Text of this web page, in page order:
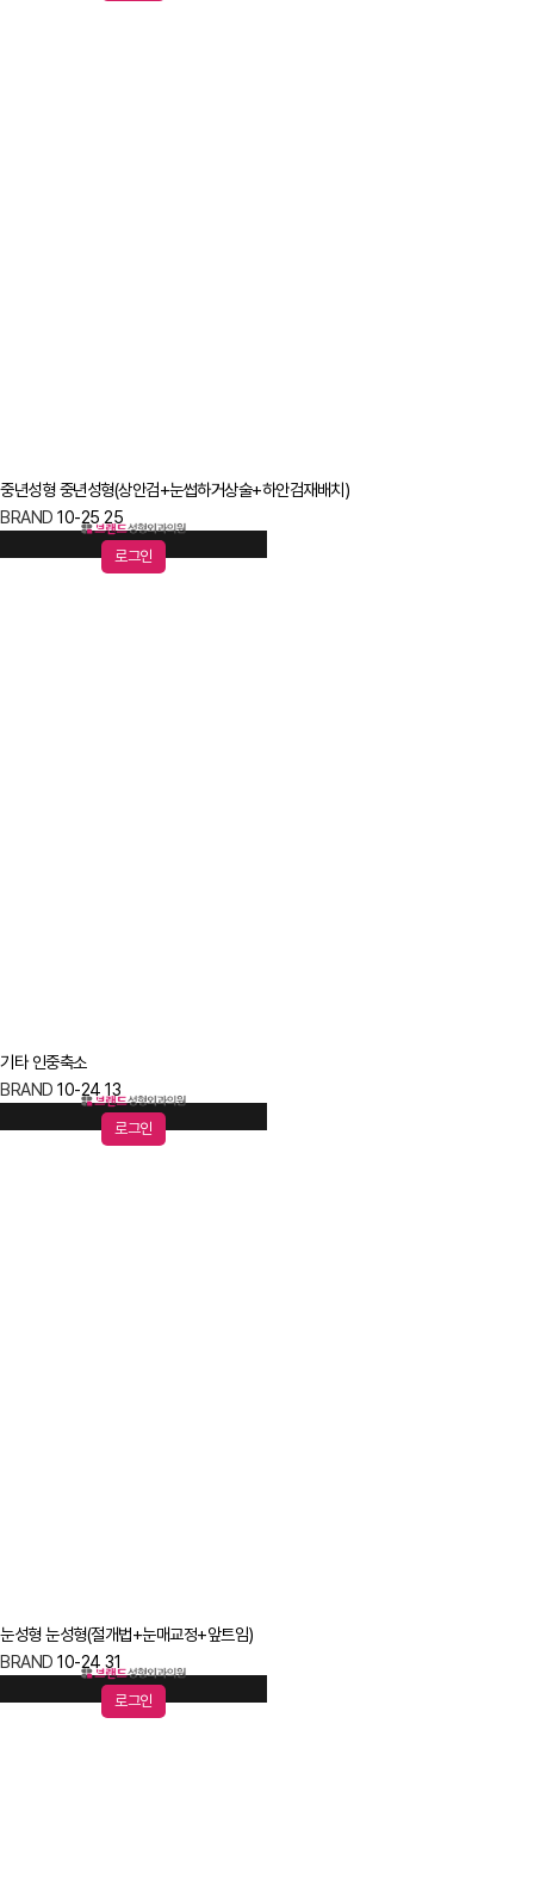
중년성형 중년성형(상안검+눈썹하거상술+하안검재배치)
BRAND 10-25 25
로그인
기타 인중축소
BRAND 10-24 13
로그인
눈성형 눈성형(절개법+눈매교정+앞트임)
BRAND 10-24 31
로그인